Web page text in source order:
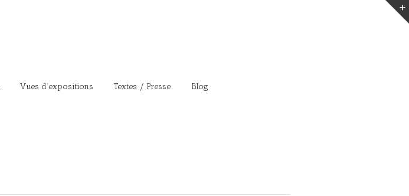
Vues d’expositions Textes / Presse Blog